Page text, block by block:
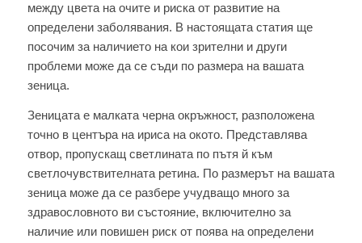
между цвета на очите и риска от развитие на
определени заболявания. В настоящата статия ще
посочим за наличието на кои зрителни и други
проблеми може да се съди по размера на вашата
зеница.
Зеницата е малката черна окръжност, разположена
точно в центъра на ириса на окото. Представлява
отвор, пропускащ светлината по пътя й към
светлочувствителната ретина. По размерът на вашата
зеница може да се разбере учудващо много за
здравословното ви състояние, включително за
наличие или повишен риск от поява на определени